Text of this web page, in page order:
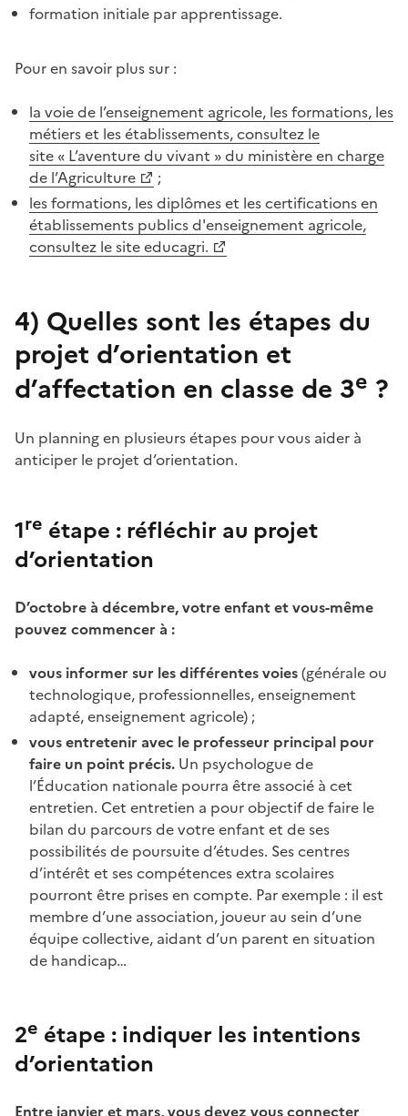
formation initiale par apprentissage.
Pour en savoir plus sur :
la voie de l’enseignement agricole, les formations, les
métiers et les établissements, consultez le
site « L’aventure du vivant » du ministère en charge
de l’Agriculture
;
les formations, les diplômes et les certifications en
établissements publics d'enseignement agricole,
consultez le site educagri.
4) Quelles sont les étapes du
projet d’orientation et
d’affectation en classe de 3e ?
Un planning en plusieurs étapes pour vous aider à
anticiper le projet d’orientation.
1re étape : réfléchir au projet
d’orientation
D’octobre à décembre, votre enfant et vous-même
pouvez commencer à :
vous informer sur les différentes voies(générale ou
technologique, professionnelles, enseignement
adapté, enseignement agricole) ;
vous entretenir avec le professeur principal pour
faire un point précis. Un psychologue de
l’Éducation nationale pourra être associé à cet
entretien. Cet entretien a pour objectif de faire le
bilan du parcours de votre enfant et de ses
possibilités de poursuite d’études. Ses centres
d’intérêt et ses compétences extra scolaires
pourront être prises en compte. Par exemple : il est
membre d’une association, joueur au sein d’une
équipe collective, aidant d’un parent en situation
de handicap…
2e étape : indiquer les intentions
d’orientation
Entre janvier et mars, vous devez vous connecter